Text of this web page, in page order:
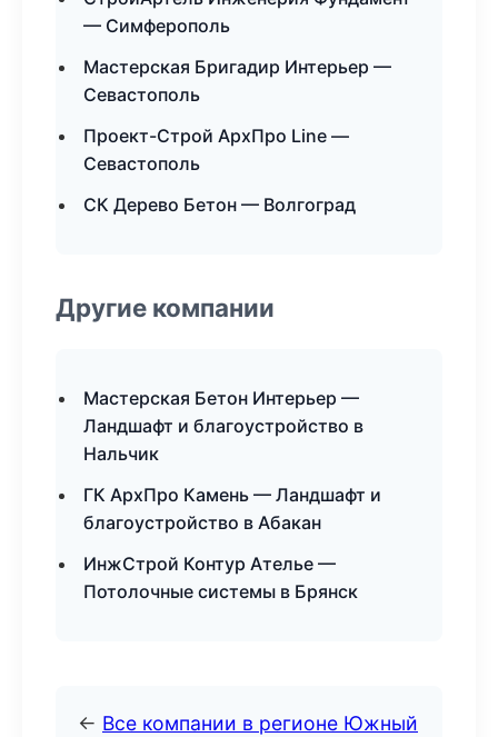
— Симферополь
Мастерская Бригадир Интерьер —
Севастополь
Проект-Строй АрхПро Line —
Севастополь
СК Дерево Бетон — Волгоград
Другие компании
Мастерская Бетон Интерьер —
Ландшафт и благоустройство в
Нальчик
ГК АрхПро Камень — Ландшафт и
благоустройство в Абакан
ИнжСтрой Контур Ателье —
Потолочные системы в Брянск
← Все компании в регионе Южный